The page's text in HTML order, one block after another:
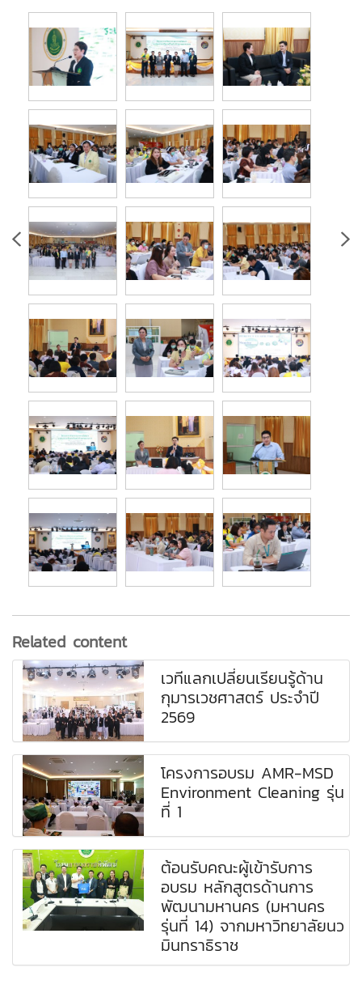
Related content
เวทีแลกเปลี่ยนเรียนรู้ด้าน
กุมารเวชศาสตร์ ประจำปี
2569
โครงการอบรม AMR-MSD
Environment Cleaning รุ่น
ที่ 1
ต้อนรับคณะผู้เข้ารับการ
อบรม หลักสูตรด้านการ
พัฒนามหานคร (มหานคร
รุ่นที่ 14) จากมหาวิทยาลัยนว
มินทราธิราช